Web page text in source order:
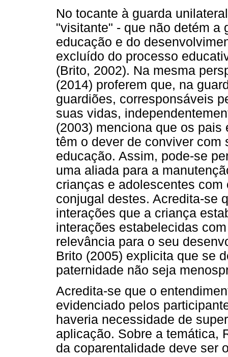
No tocante à guarda
"visitante" - que não detém a
educação e do
excluído do processo
(Brito, 2002). Na mesma
(2014) proferem que, na
guardiões, corresponsáveis
suas vidas,
(2003) menciona que os
têm o dever de conviver
educação. Assim, pode-se
uma aliada para a
crianças e adolescentes
conjugal destes. Acredita-se
interações que a criança
interações estabelecidas
relevância para o seu
Brito (2005) explicita que se
paternidade não seja
Acredita-se que o
evidenciado pelos
haveria necessidade de
aplicação. Sobre a temática,
da coparentalidade deve ser